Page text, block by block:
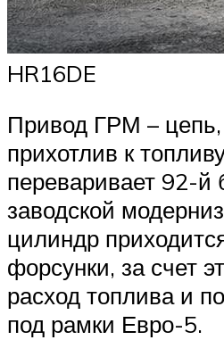
HR16DE
Привод ГРМ –
прихотлив к
переваривает 92-й
заводской
цилиндр
форсунки, за счет
расход топлива и
под рамки Евро-5.